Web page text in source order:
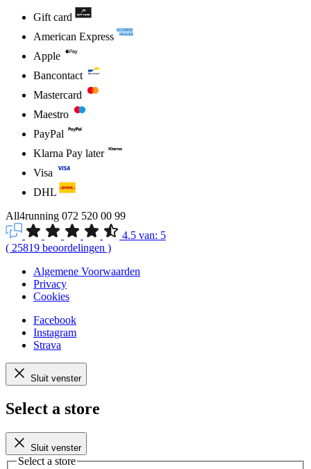
Gift card
American Express
Apple
Bancontact
Mastercard
Maestro
PayPal
Klarna Pay later
Visa
DHL
All4running 072 520 00 99
4.5 van: 5
( 25819 beoordelingen )
Algemene Voorwaarden
Privacy
Cookies
Facebook
Instagram
Strava
Sluit venster
Select a store
Sluit venster
Select a store